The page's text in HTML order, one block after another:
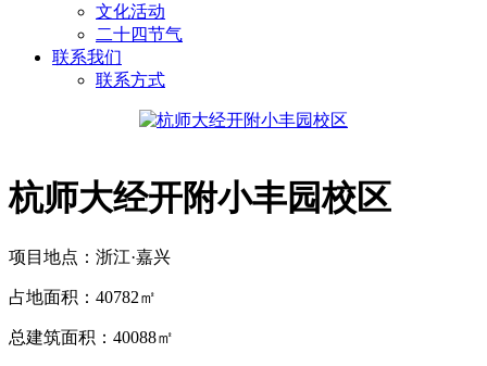
文化活动
二十四节气
联系我们
联系方式
杭师大经开附小丰园校区
项目地点：浙江·嘉兴
占地面积：40782㎡
总建筑面积：40088㎡